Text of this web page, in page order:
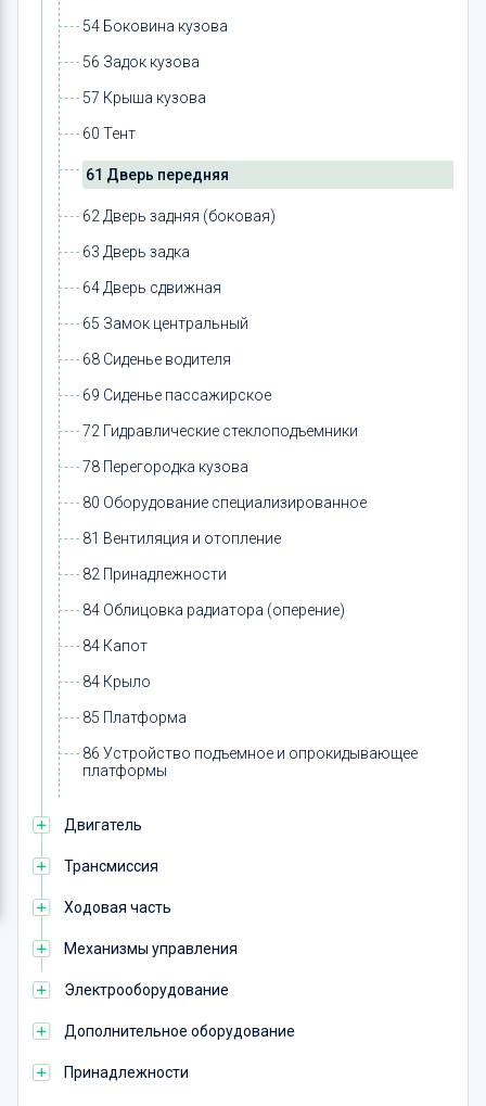
54 Боковина кузова
56 Задок кузова
57 Крыша кузова
60 Тент
61 Дверь передняя
62 Дверь задняя (боковая)
63 Дверь задка
64 Дверь сдвижная
65 Замок центральный
68 Сиденье водителя
69 Сиденье пассажирское
72 Гидравлические стеклоподъемники
78 Перегородка кузова
80 Оборудование специализированное
81 Вентиляция и отопление
82 Принадлежности
84 Облицовка радиатора (оперение)
84 Капот
84 Крыло
85 Платформа
86 Устройство подъемное и опрокидывающее
платформы
Двигатель
Трансмиссия
Ходовая часть
Механизмы управления
Электрооборудование
Дополнительное оборудование
Принадлежности